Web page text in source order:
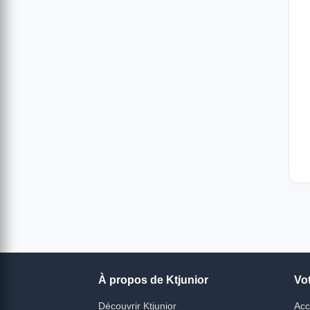
À propos de Ktjunior
Découvrir Ktjunior